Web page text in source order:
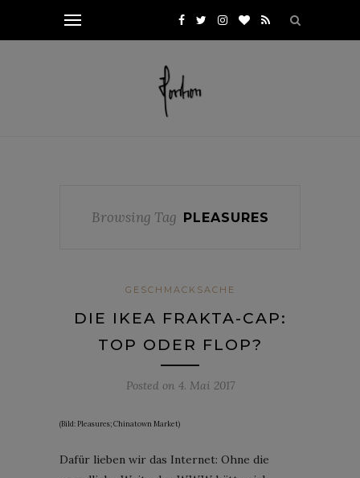
Browsing Tag PLEASURES
GESCHMACKSACHE
DIE IKEA FRAKTA-CAP:
TOP ODER FLOP?
Posted on 4. Mai 2017
(Bild: Pleasures; Chinatown Market)
Dafür lieben wir das Internet: Ohne die